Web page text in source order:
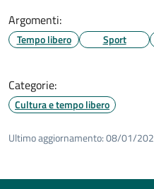
Argomenti:
Tempo libero Sport
Categorie:
Cultura e tempo libero
Ultimo aggiornamento:08/01/